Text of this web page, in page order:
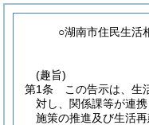
○湖南市住民生活
(趣旨)
第1条
この告示は、生
対し、関係課等が連
施策の推進及び生活